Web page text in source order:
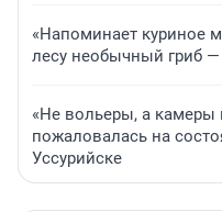
«Напоминает куриное
лесу необычный гриб —
«Не вольеры, а камеры
пожаловалась на
Уссурийске